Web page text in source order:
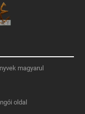
magyarul
oldal